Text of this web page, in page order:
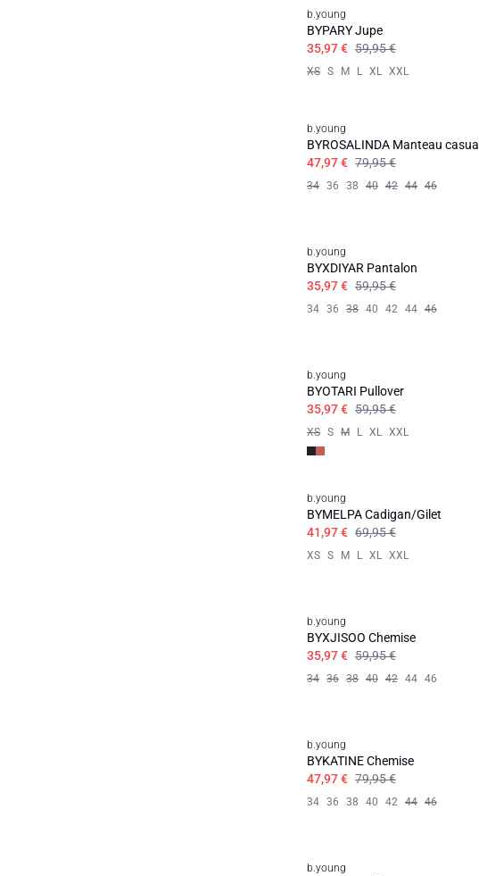
b.young
BYPARY Jupe
35,97 € 59,95 €
XS S M L XL XXL
b.young
BYROSALINDA Manteau casual
47,97 € 79,95 €
34 36 38 40 42 44 46
b.young
BYXDIYAR Pantalon
35,97 € 59,95 €
34 36 38 40 42 44 46
b.young
BYOTARI Pullover
35,97 € 59,95 €
XS S M L XL XXL
b.young
BYMELPA Cadigan/Gilet
41,97 € 69,95 €
XS S M L XL XXL
b.young
BYXJISOO Chemise
35,97 € 59,95 €
34 36 38 40 42 44 46
b.young
BYKATINE Chemise
47,97 € 79,95 €
34 36 38 40 42 44 46
b.young